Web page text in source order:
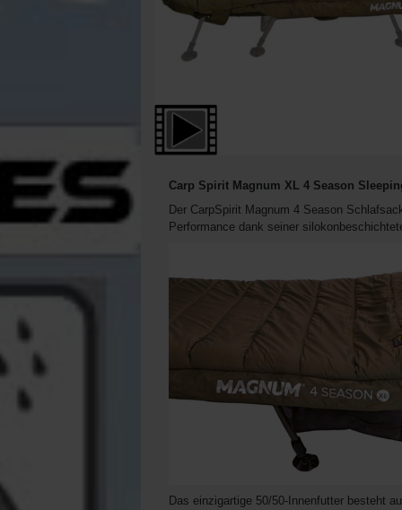
Carp Spirit Magnum XL 4 Season
Der CarpSpirit Magnum 4 Season
Performance dank seiner
Das einzigartige 50/50-Innenfutter besteht